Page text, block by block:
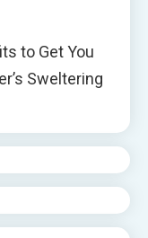
to Get You
Sweltering